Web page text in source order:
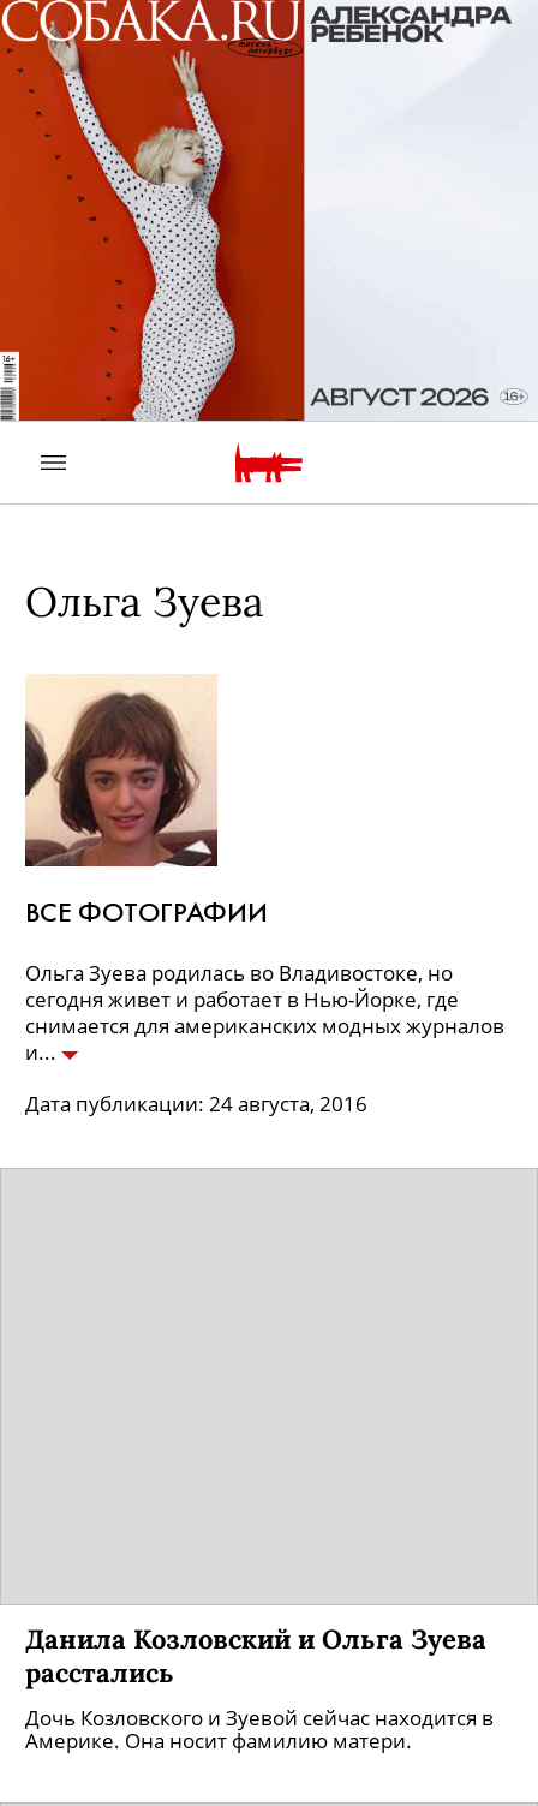
Ольга Зуева
ВСЕ ФОТОГРАФИИ
Ольга Зуева родилась во Владивостоке, но
сегодня живет и работает в Нью-Йорке, где
снимается для американских модных журналов
и
Дата публикации: 24 августа, 2016
Данила Козловский и Ольга Зуева
расстались
Дочь Козловского и Зуевой сейчас находится в
Америке. Она носит фамилию матери.